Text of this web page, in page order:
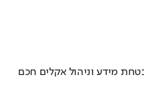
מידע וניהול אקלים חכם